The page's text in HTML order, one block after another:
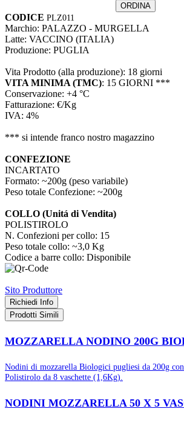
ORDINA
CODICE PLZ011
Marchio: PALAZZO - MURGELLA
Latte: VACCINO (ITALIA)
Produzione: PUGLIA
Vita Prodotto (alla produzione): 18 giorni
VITA MINIMA (TMC): 15 GIORNI ***
Conservazione: +4 °C
Fatturazione: €/Kg
IVA: 4%
*** si intende franco nostro magazzino
CONFEZIONE
INCARTATO
Formato: ~200g (peso variabile)
Peso totale Confezione: ~200g
COLLO (Unitá di Vendita)
POLISTIROLO
N. Confezioni per collo: 15
Peso totale collo: ~3,0 Kg
Codice a barre collo: Disponibile
Sito Produttore
Richiedi Info
Prodotti Simili
MOZZARELLA NODINO 200G
Nodini di mozzarella Biologici pugliesi da 200g
Polistirolo da 8 vaschette (1,6Kg).
NODINI MOZZARELLA 50 X 5